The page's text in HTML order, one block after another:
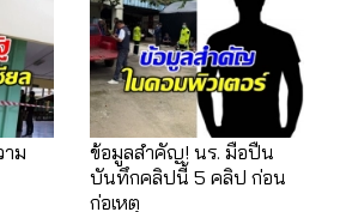
ม
ข้อมูลสำคัญ! นร. มือปืน
บันทึกคลิปนี้ 5 คลิป ก่อน
ก่อเหตุ